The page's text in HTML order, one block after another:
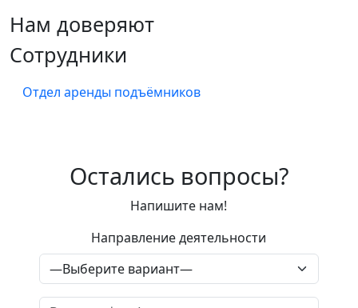
Нам доверяют
Сотрудники
Отдел аренды подъёмников
Остались вопросы?
Напишите нам!
Направление деятельности